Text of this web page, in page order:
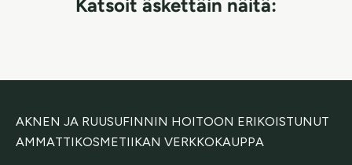
Katsoit äskettäin näitä:
AKNEN JA RUUSUFINNIN HOITOON ERIKOISTUNUT
AMMATTIKOSMETIIKAN VERKKOKAUPPA